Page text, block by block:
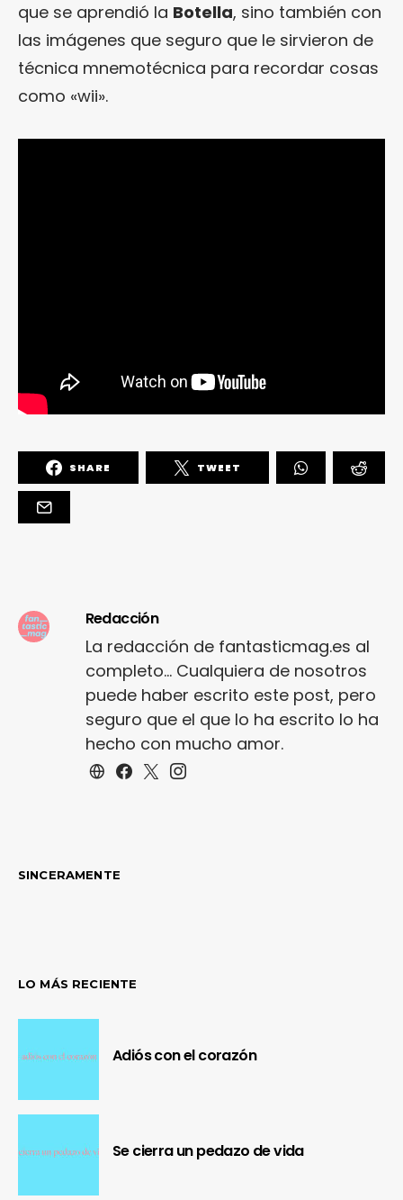
que se aprendió la Botella, sino también con
las imágenes que seguro que le sirvieron de
técnica mnemotécnica para recordar cosas
como «wii».
SHARE TWEET
Redacción
La redacción de fantasticmag.es al
completo... Cualquiera de nosotros
puede haber escrito este post, pero
seguro que el que lo ha escrito lo ha
hecho con mucho amor.
SINCERAMENTE
LO MÁS RECIENTE
Adiós con el corazón
Se cierra un pedazo de vida